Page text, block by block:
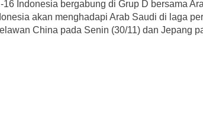
16 Indonesia bergabung di Grup D bersama
akan menghadapi Arab Saudi di laga
China pada Senin (30/11) dan Jepang